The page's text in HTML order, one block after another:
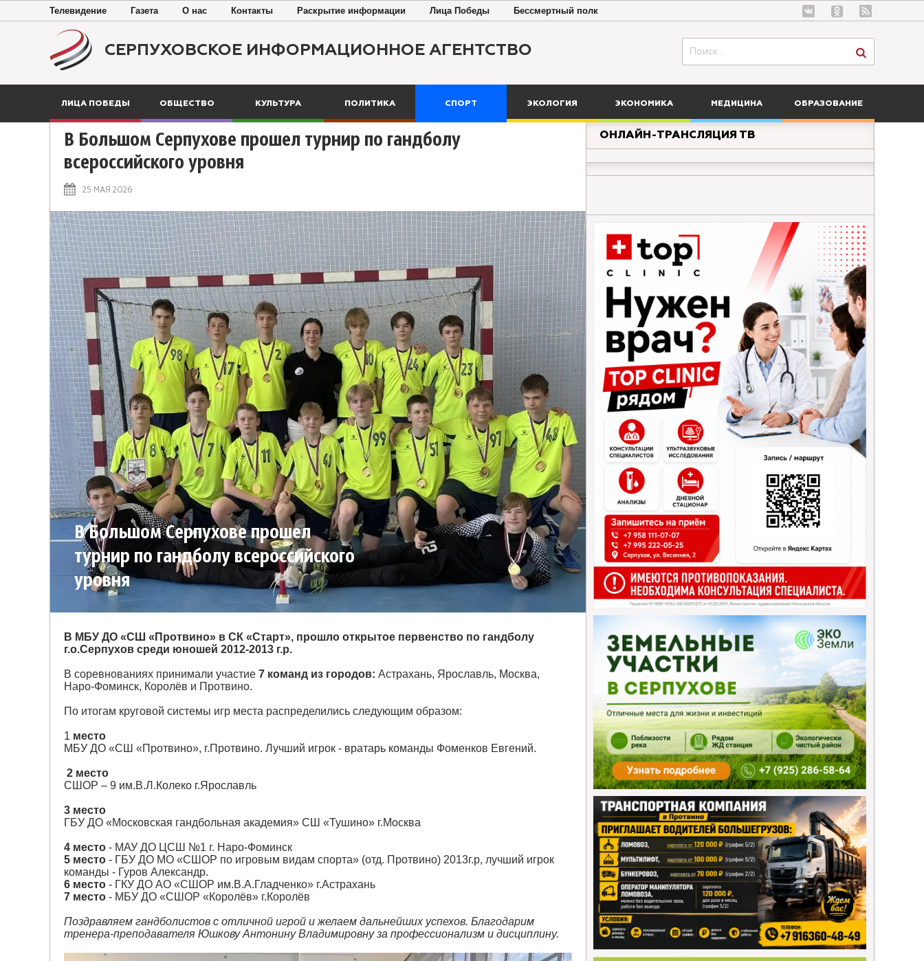
Телевидение Газета О нас Контакты Раскрытие информации Лица Победы Бессмертный полк
СЕРПУХОВСКОЕ ИНФОРМАЦИОННОЕ АГЕНТСТВО
ЛИЦА ПОБЕДЫ ОБЩЕСТВО КУЛЬТУРА ПОЛИТИКА СПОРТ ЭКОЛОГИЯ ЭКОНОМИКА МЕДИЦИНА ОБРАЗОВАНИЕ
В Большом Серпухове прошел турнир по гандболу
всероссийского уровня
25 МАЯ 2026
В Большом Серпухове прошел
турнир по гандболу всероссийского
уровня
В МБУ ДО «СШ «Протвино» в СК «Старт», прошло открытое первенство по гандболу
г.о.Серпухов среди юношей 2012-2013 г.р.
В соревнованиях принимали участие 7 команд из городов: Астрахань, Ярославль, Москва,
Наро-Фоминск, Королёв и Протвино.
По итогам круговой системы игр места распределились следующим образом:
1 место
МБУ ДО «СШ «Протвино», г.Протвино. Лучший игрок - вратарь команды Фоменков Евгений.
2 место
СШОР – 9 им.В.Л.Колеко г.Ярославль
3 место
ГБУ ДО «Московская гандбольная академия» СШ «Тушино» г.Москва
4 место - МАУ ДО ЦСШ №1 г. Наро-Фоминск
5 место - ГБУ ДО МО «СШОР по игровым видам спорта» (отд. Протвино) 2013г.р, лучший игрок
команды - Гуров Александр.
6 место - ГКУ ДО АО «СШОР им.В.А.Гладченко» г.Астрахань
7 место - МБУ ДО «СШОР «Королёв» г.Королёв
Поздравляем гандболистов с отличной игрой и желаем дальнейших успехов. Благодарим
тренера-преподавателя Юшкову Антонину Владимировну за профессионализм и дисциплину.
ОНЛАЙН-ТРАНСЛЯЦИЯ ТВ